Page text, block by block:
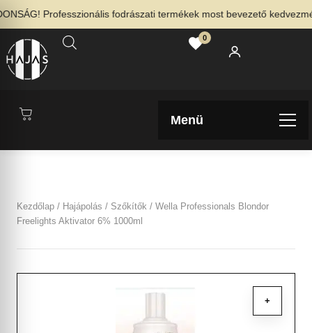
Professzionális fodrászati termékek most bevezető
0
Menü
Kezdőlap / Hajápolás / Szőkítők / Wella Professionals Blondor
Freelights Aktivator 6% 1000ml
+